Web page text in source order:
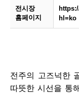
전시장
홈페이지
hl=ko
전주의 고즈넉한
따뜻한 시선을 통